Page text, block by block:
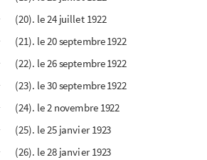
(20). le 24 juillet 1922
(21). le 20 septembre 1922
(22). le 26 septembre 1922
(23). le 30 septembre 1922
(24). le 2 novembre 1922
(25). le 25 janvier 1923
(26). le 28 janvier 1923